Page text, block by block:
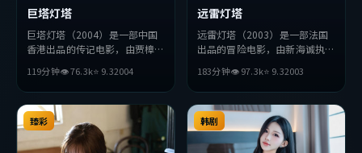
巨塔灯塔
巨塔灯塔（2004）是一部中国
香港出品的传记电影，由贾樟柯
斯·珀等主演。影片在叙事与
视听上力求突破，探讨人性与抉
择，节奏张弛有度，适合喜欢该
类型的观众完整观看。
119分钟👁76.3k⭐ 9.32004
远雷灯塔
远雷灯塔（2003）是一部法国
出品的冒险电影，由新海诚执
演。影片在叙事与视听上力求突
破，探讨人性与抉择，节奏张弛
有度，适合喜欢该类型的观众完
整观看。
183分钟👁97.3k⭐ 9.32003
臻彩 韩剧